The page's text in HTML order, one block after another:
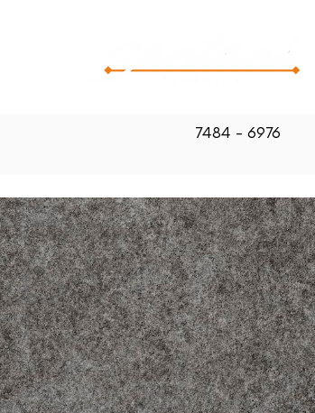
7484 - 6976